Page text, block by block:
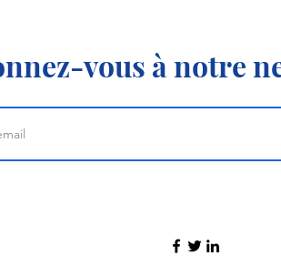
vous à notre